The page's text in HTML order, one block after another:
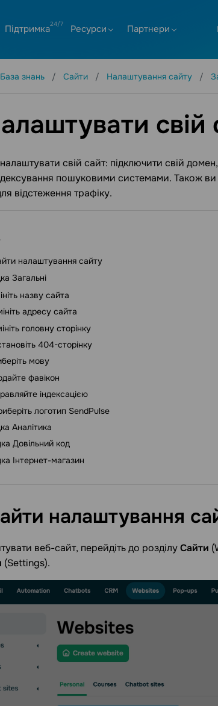
Підтримка Ресурси Партнери
База знань Сайти Налаштування сайту
свій
свій сайт: підключити свій
пошуковими системами. Також
відстеження трафіку.
налаштування сайту
Загальні
назву сайта
адресу сайта
головну сторінку
404-сторінку
мову
фавікон
індексацією
логотип SendPulse
Аналітика
Довільний код
Інтернет-магазин
налаштування
веб-сайт, перейдіть до розділуСайти
(Settings).